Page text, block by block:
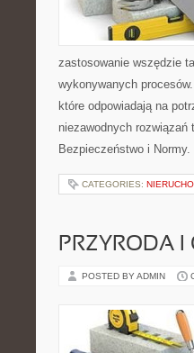
zastosowanie wszędzie
wykonywanych
które odpowiadają na
niezawodnych
Bezpieczeństwo i
CATEGORIES:
PRZYRODA
POSTED BY ADMIN